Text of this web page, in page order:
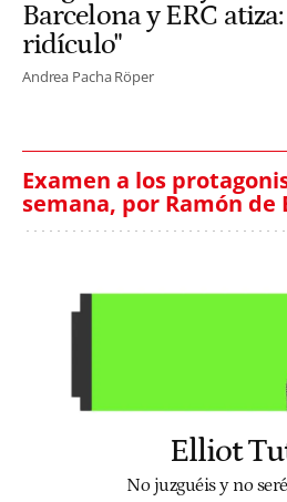
Barcelona y ERC
ridículo"
Andrea Pacha Röper
Examen a los
semana, por Ramón de
Elliot
No juzguéis y no